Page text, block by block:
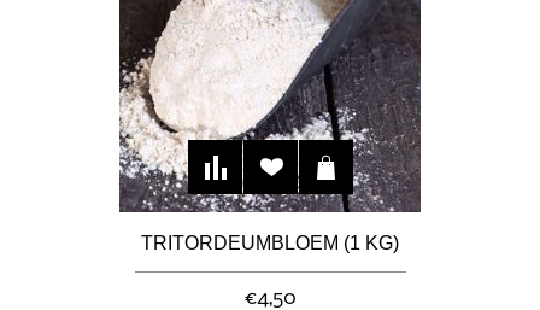
TRITORDEUMBLOEM (1 KG)
€4,50